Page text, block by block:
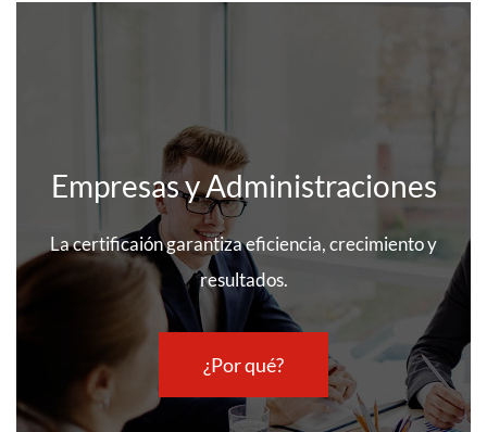
Empresas y Administraciones
La certificaión garantiza eficiencia, crecimiento y
resultados.
¿Por qué?